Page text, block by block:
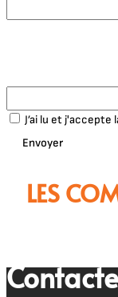
J’ai lu et
Envoyer
LES